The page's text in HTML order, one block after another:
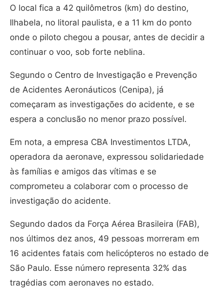
O local fica a 42 quilômetros (km) do destino,
Ilhabela, no litoral paulista, e a 11 km do ponto
onde o piloto chegou a pousar, antes de decidir a
continuar o voo, sob forte neblina.
Segundo o Centro de Investigação e Prevenção
de Acidentes Aeronáuticos (Cenipa), já
começaram as investigações do acidente, e se
espera a conclusão no menor prazo possível.
Em nota, a empresa CBA Investimentos LTDA,
operadora da aeronave, expressou solidariedade
às famílias e amigos das vítimas e se
comprometeu a colaborar com o processo de
investigação do acidente.
Segundo dados da Força Aérea Brasileira (FAB),
nos últimos dez anos, 49 pessoas morreram em
16 acidentes fatais com helicópteros no estado de
São Paulo. Esse número representa 32% das
tragédias com aeronaves no estado.